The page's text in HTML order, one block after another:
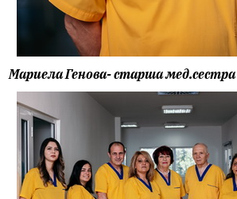
Мариела Генова- старша мед.сестра